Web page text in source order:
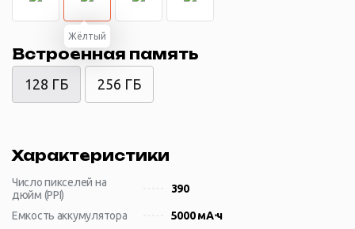
Жёлтый
Встроенная память
128 ГБ 256 ГБ
Характеристики
Число пикселей на
дюйм (PPI)
390
Емкость аккумулятора
5000 мА⋅ч